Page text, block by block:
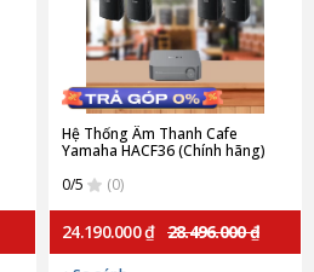
Hệ Thống Âm Thanh Cafe
Yamaha HACF36 (Chính hãng)
0/5
(0)
24.190.000 ₫ 28.496.000 ₫